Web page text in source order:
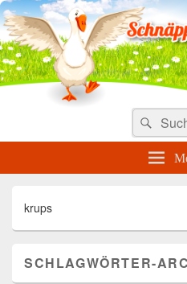
Täglich die
und
Search
for:
krups
SCHLAGWÖRTER-